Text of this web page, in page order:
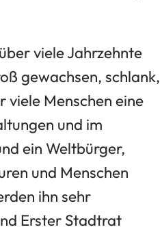
viele Jahrzehnte
gewachsen, schlank,
Menschen eine
und im
ein Weltbürger,
und Menschen
ihn sehr
Erster Stadtrat